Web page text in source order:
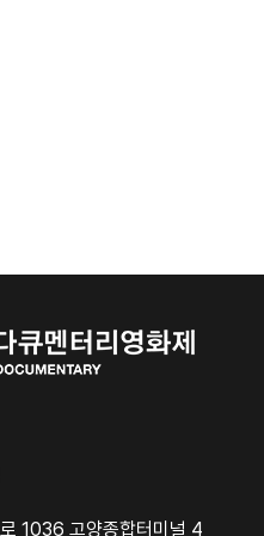
1036 고양종합터미널 4